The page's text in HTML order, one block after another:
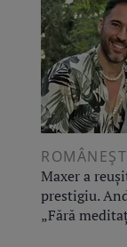
Maxer a
prestigiu.
„Fără